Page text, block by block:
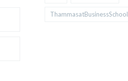
ThammasatBusinessSchool